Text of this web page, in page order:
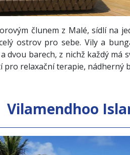
člunem z Malé, sídlí na
ostrov pro sebe. Vily a
dvou barech, z nichž každý
relaxační terapie,
Vilamendhoo